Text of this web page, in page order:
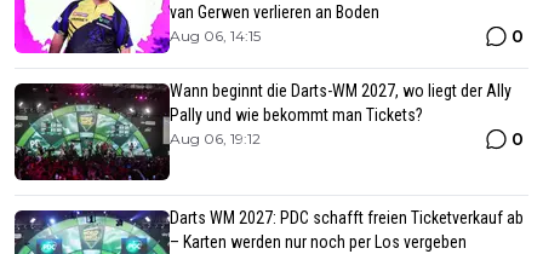
van Gerwen verlieren an Boden
Aug 06, 14:15 0
Wann beginnt die Darts-WM 2027, wo liegt der Ally
Pally und wie bekommt man Tickets?
Aug 06, 19:12 0
Darts WM 2027: PDC schafft freien Ticketverkauf ab
– Karten werden nur noch per Los vergeben